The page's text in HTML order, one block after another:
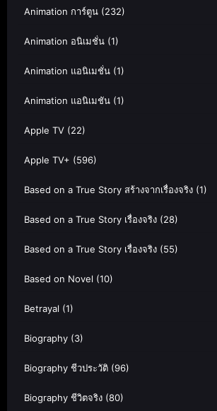
Animation การ์ตูน (232)
Animation อนิเมชั่น (1)
Animation แอนิเมชั่น (1)
Animation แอนิเมชัน (1)
Apple TV (22)
Apple TV+ (596)
Based on a True Story สร้างจากเรื่องจริง (1)
Based on a True Story เรื่องจริง (28)
Based on a True Story เรื่องจริง (55)
Based on Novel (10)
Betrayal (1)
Biography (3)
Biography ชีวประวัติ (96)
Biography ชีวิตจริง (80)